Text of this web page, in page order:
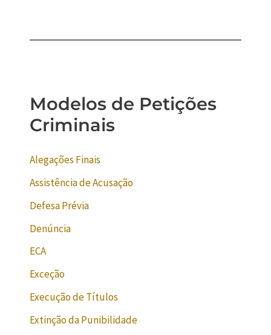
Modelos de Petições
Criminais
Alegações Finais
Assistência de Acusação
Defesa Prévia
Denúncia
ECA
Exceção
Execução de Títulos
Extinção da Punibilidade